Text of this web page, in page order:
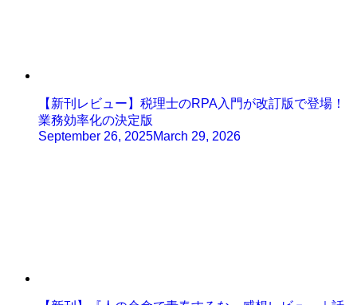
【新刊レビュー】税理士のRPA入門が改訂版で登場！
業務効率化の決定版
September 26, 2025March 29, 2026